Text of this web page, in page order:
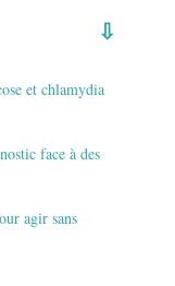
et chlamydia
face à des
agir sans